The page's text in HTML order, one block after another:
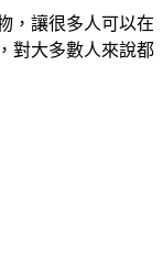
，讓很多人可以在
對大多數人來說都